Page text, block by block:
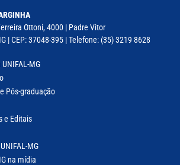
Ottoni, 4000 | Padre Vitor
| CEP: 37048-395 | Telefone: (35) 3219 8628
MG
Pós-graduação
e Editais
MG
na mídia